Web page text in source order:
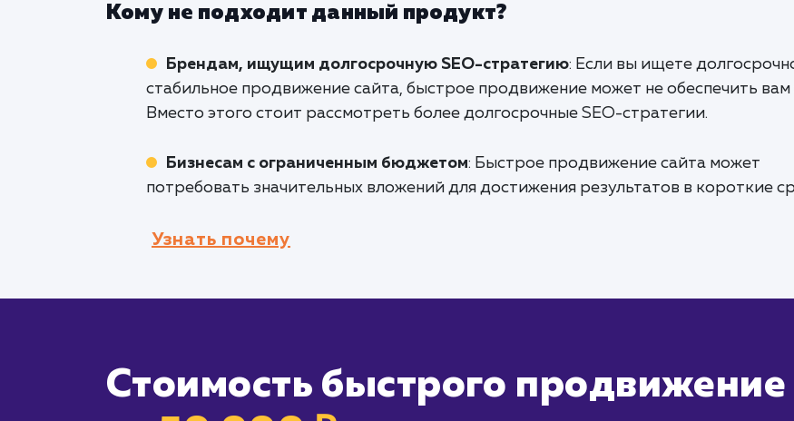
Кому не подходит данный продукт?
Брендам, ищущим долгосрочную SEO-стратегию: Если вы ищете
стабильное продвижение сайта, быстрое продвижение может не обеспечить вам
Вместо этого стоит рассмотреть более долгосрочные SEO-стратегии.
Бизнесам с ограниченным бюджетом: Быстрое продвижение сайта может
потребовать значительных вложений для достижения результатов в короткие
Узнать почему
Стоимость быстрого продвижение